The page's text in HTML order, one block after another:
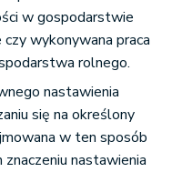
w gospodarstwie
wykonywana praca
rolnego.
nastawienia
się na określony
w ten sposób
nastawienia